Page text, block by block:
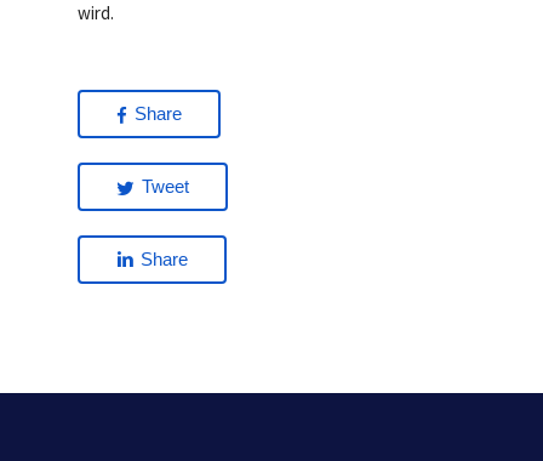
wird.
Share
Tweet
Share